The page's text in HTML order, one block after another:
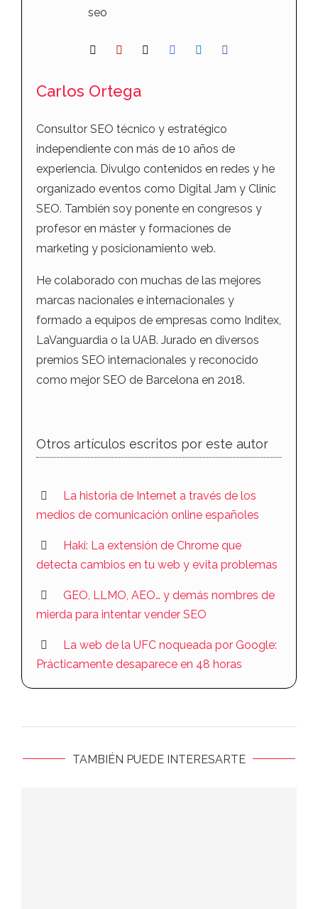
Carlos Ortega
Consultor SEO técnico y estratégico
independiente con más de 10 años de
experiencia. Divulgo contenidos en redes y he
organizado eventos como Digital Jam y Clinic
SEO. También soy ponente en congresos y
profesor en máster y formaciones de
marketing y posicionamiento web.
He colaborado con muchas de las mejores
marcas nacionales e internacionales y
formado a equipos de empresas como Inditex,
LaVanguardia o la UAB. Jurado en diversos
premios SEO internacionales y reconocido
como mejor SEO de Barcelona en 2018.
Otros artículos escritos por este autor
La historia de Internet a través de los
medios de comunicación online españoles
Haki: La extensión de Chrome que
detecta cambios en tu web y evita problemas
GEO, LLMO, AEO… y demás nombres de
mierda para intentar vender SEO
La web de la UFC noqueada por Google:
Prácticamente desaparece en 48 horas
TAMBIÉN PUEDE INTERESARTE